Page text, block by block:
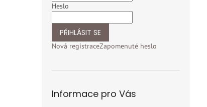
Heslo
PŘIHLÁSIT SE
Nová registraceZapomenuté heslo
Informace pro Vás